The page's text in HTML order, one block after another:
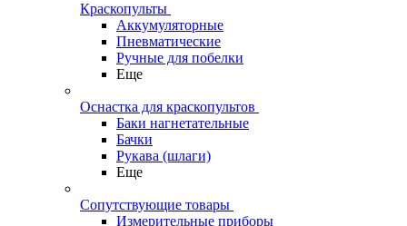
Краскопульты
Аккумуляторные
Пневматические
Ручные для побелки
Еще
Оснастка для краскопультов
Баки нагнетательные
Бачки
Рукава (шлаги)
Еще
Сопутствующие товары
Измерительные приборы